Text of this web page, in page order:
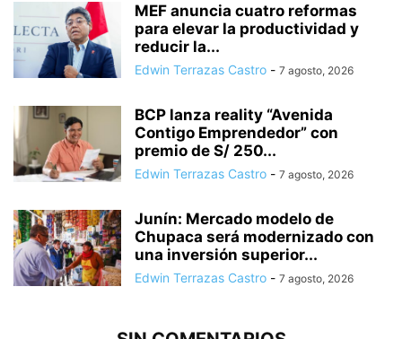
MEF anuncia cuatro reformas
para elevar la productividad y
reducir la...
Edwin Terrazas Castro - 7 agosto, 2026
BCP lanza reality “Avenida
Contigo Emprendedor” con
premio de S/ 250...
Edwin Terrazas Castro - 7 agosto, 2026
Junín: Mercado modelo de
Chupaca será modernizado con
una inversión superior...
Edwin Terrazas Castro - 7 agosto, 2026